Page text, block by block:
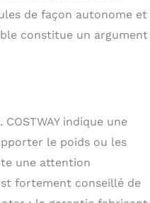
de façon autonome et
constitue un argument
indique une
le poids ou les
une attention
fortement conseillé de